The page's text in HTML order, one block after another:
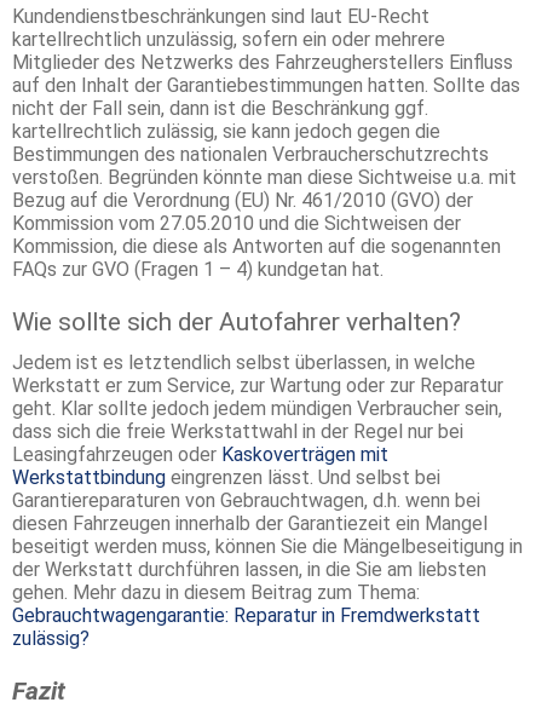
Kundendienstbeschränkungen sind laut EU-Recht
kartellrechtlich unzulässig, sofern ein oder mehrere
Mitglieder des Netzwerks des Fahrzeugherstellers Einfluss
auf den Inhalt der Garantiebestimmungen hatten. Sollte das
nicht der Fall sein, dann ist die Beschränkung ggf.
kartellrechtlich zulässig, sie kann jedoch gegen die
Bestimmungen des nationalen Verbraucherschutzrechts
verstoßen. Begründen könnte man diese Sichtweise u.a. mit
Bezug auf die Verordnung (EU) Nr. 461/2010 (GVO) der
Kommission vom 27.05.2010 und die Sichtweisen der
Kommission, die diese als Antworten auf die sogenannten
FAQs zur GVO (Fragen 1 – 4) kundgetan hat.
Wie sollte sich der Autofahrer verhalten?
Jedem ist es letztendlich selbst überlassen, in welche
Werkstatt er zum Service, zur Wartung oder zur Reparatur
geht. Klar sollte jedoch jedem mündigen Verbraucher sein,
dass sich die freie Werkstattwahl in der Regel nur bei
Leasingfahrzeugen oder Kaskoverträgen mit
Werkstattbindung eingrenzen lässt. Und selbst bei
Garantiereparaturen von Gebrauchtwagen, d.h. wenn bei
diesen Fahrzeugen innerhalb der Garantiezeit ein Mangel
beseitigt werden muss, können Sie die Mängelbeseitigung in
der Werkstatt durchführen lassen, in die Sie am liebsten
gehen. Mehr dazu in diesem Beitrag zum Thema:
Gebrauchtwagengarantie: Reparatur in Fremdwerkstatt
zulässig?
Fazit